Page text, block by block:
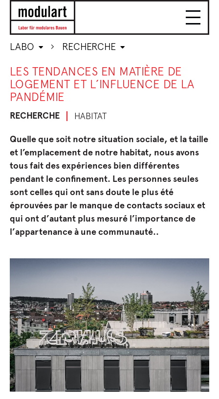
LABO RECHERCHE
LES TENDANCES EN MATIÈRE DE
LOGEMENT ET L’INFLUENCE DE LA
PANDÉMIE
RECHERCHE HABITAT
Quelle que soit notre situation sociale, et la taille
et l’emplacement de notre habitat, nous avons
tous fait des expériences bien différentes
pendant le confinement. Les personnes seules
sont celles qui ont sans doute le plus été
éprouvées par le manque de contacts sociaux et
qui ont d’autant plus mesuré l’importance de
l’appartenance à une communauté..